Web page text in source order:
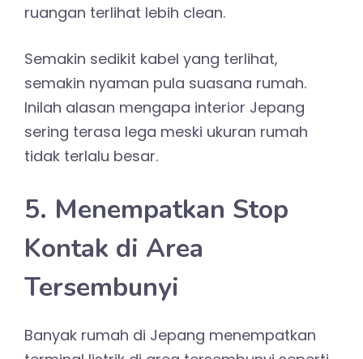
ruangan terlihat lebih clean.
Semakin sedikit kabel yang terlihat,
semakin nyaman pula suasana rumah.
Inilah alasan mengapa interior Jepang
sering terasa lega meski ukuran rumah
tidak terlalu besar.
5. Menempatkan Stop
Kontak di Area
Tersembunyi
Banyak rumah di Jepang menempatkan